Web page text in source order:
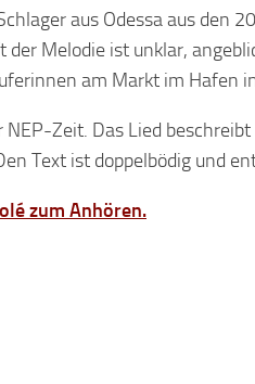
aus Odessa aus den
der Melodie ist unklar,
am Markt im Hafen
NEP-Zeit. Das Lied
Text ist doppelbödig und
zum Anhören.